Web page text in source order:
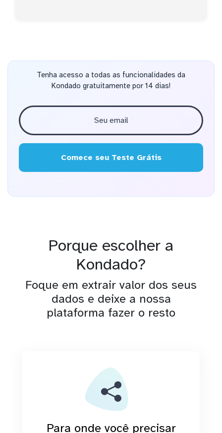
Tenha acesso a todas as funcionalidades da
Kondado gratuitamente por 14 dias!
Comece seu Teste Grátis
Porque escolher a
Kondado?
Foque em extrair valor dos seus
dados e deixe a nossa
plataforma fazer o resto
Para onde você precisar